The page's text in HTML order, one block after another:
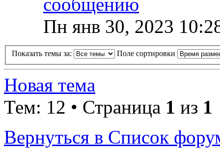
Пн янв 30, 2023
Показать темы за: Поле сортировки
Новая тема
Тем: 12 • Страница 1 из 1
Вернуться в Список